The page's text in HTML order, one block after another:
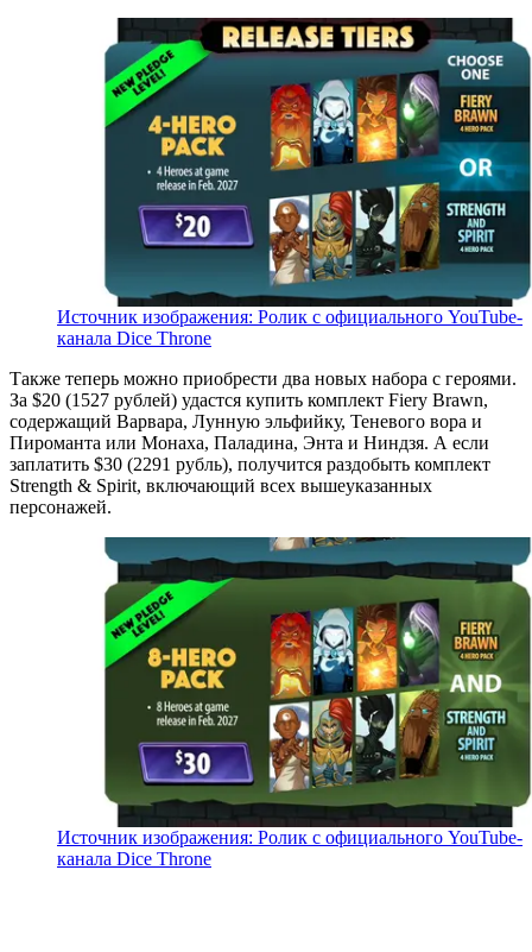
Источник изображения: Ролик с официального YouTube-
канала Dice Throne
Также теперь можно приобрести два новых набора с героями.
За $20 (1527 рублей) удастся купить комплект Fiery Brawn,
содержащий Варвара, Лунную эльфийку, Теневого вора и
Пироманта или Монаха, Паладина, Энта и Ниндзя. А если
заплатить $30 (2291 рубль), получится раздобыть комплект
Strength & Spirit, включающий всех вышеуказанных
персонажей.
Источник изображения: Ролик с официального YouTube-
канала Dice Throne